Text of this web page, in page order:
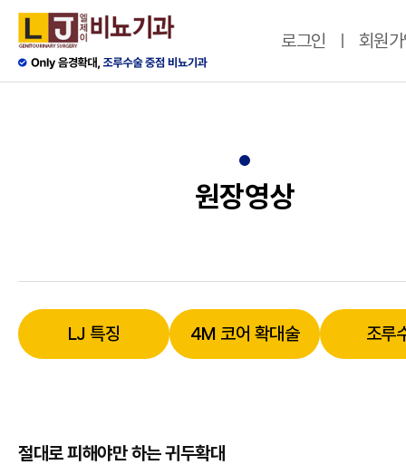
로그인 회원
원장영상
LJ 특징 4M 코어 확대술 조루
절대로 피해야만 하는 귀두확대